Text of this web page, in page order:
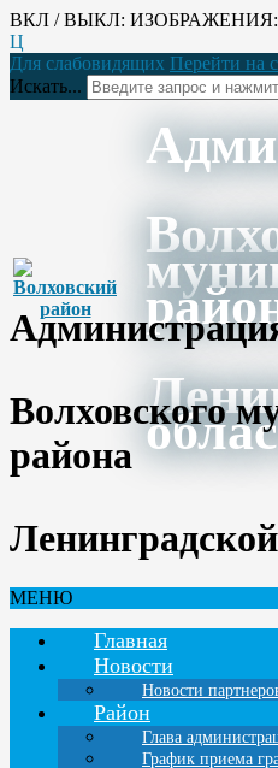
ВКЛ / ВЫКЛ: ИЗОБРАЖЕНИЯ:
Ц
Для слабовидящих Перейти на
Искать...
Волховского
района
МЕНЮ
Главная
Новости
Новости
Район
Глава
График приема